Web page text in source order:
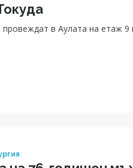
провеждат в Аулата на етаж 9